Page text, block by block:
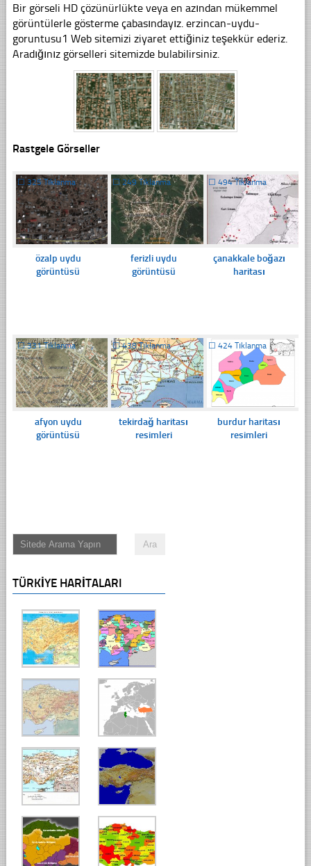
Bir görseli HD çözünürlükte veya en azından mükemmel
görüntülerle gösterme çabasındayız. erzincan-uydu-
goruntusu1 Web sitemizi ziyaret ettiğiniz teşekkür ederiz.
Aradığınız görselleri sitemizde bulabilirsiniz.
Rastgele Görseller
☐ 325 Tıklanma
özalp uydu
görüntüsü
☐ 249 Tıklanma
ferizli uydu
görüntüsü
☐ 494 Tıklanma
çanakkale boğazı
haritası
☐331 Tıklanma
afyon uydu
görüntüsü
☐438 Tıklanma
tekirdağ haritası
resimleri
☐ 424 Tıklanma
burdur haritası
resimleri
TÜRKIYE HARITALARI